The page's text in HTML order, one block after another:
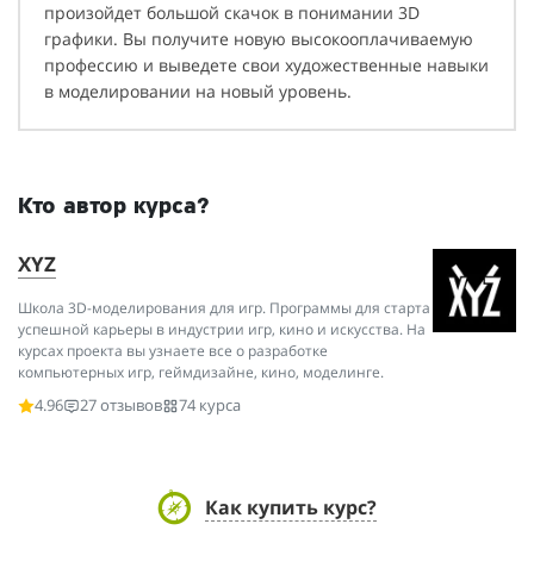
произойдет большой скачок в понимании 3D
графики. Вы получите новую высокооплачиваемую
профессию и выведете свои художественные навыки
в моделировании на новый уровень.
Кто автор курса?
XYZ
Школа 3D-моделирования для игр. Программы для старта
успешной карьеры в индустрии игр, кино и искусства. На
курсах проекта вы узнаете все о разработке
компьютерных игр, геймдизайне, кино, моделинге.
4.96
27 отзывов 74 курса
Как купить курс?